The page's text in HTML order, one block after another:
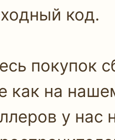
код.
покупок
как на
у нас